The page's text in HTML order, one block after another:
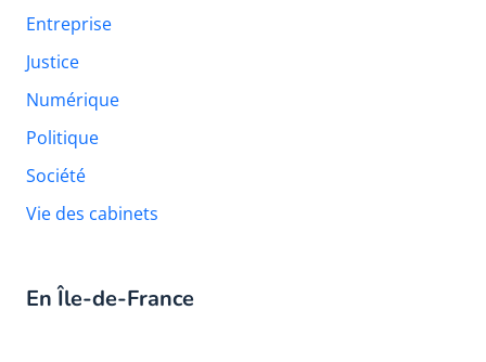
Entreprise
Justice
Numérique
Politique
Société
Vie des cabinets
En Île-de-France